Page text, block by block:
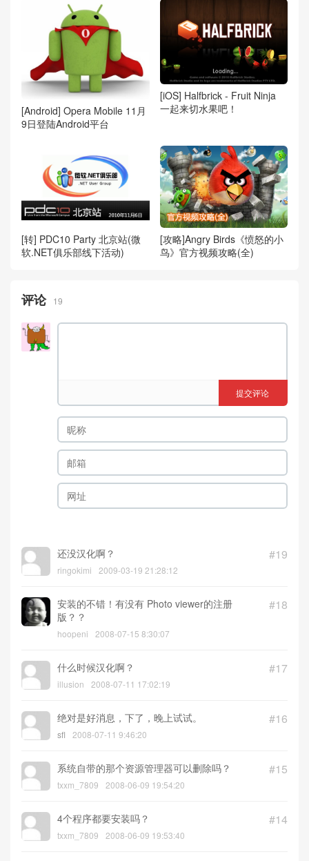
[Android] Opera Mobile 11月
9日登陆Android平台
[iOS] Halfbrick - Fruit Ninja
一起来切水果吧！
[转] PDC10 Party 北京站(微
软.NET俱乐部线下活动)
[攻略]Angry Birds《愤怒的小
鸟》官方视频攻略(全)
评论 19
提交评论
#19
还没汉化啊？
ringokimi 2009-03-19 21:28:12
#18
安装的不错！有没有 Photo viewer的注册
版？？
hoopeni 2008-07-15 8:30:07
#17
什么时候汉化啊？
illusion 2008-07-11 17:02:19
#16
绝对是好消息，下了，晚上试试。
sfl 2008-07-11 9:46:20
#15
系统自带的那个资源管理器可以删除吗？
txxm_7809 2008-06-09 19:54:20
#14
4个程序都要安装吗？
txxm_7809 2008-06-09 19:53:40